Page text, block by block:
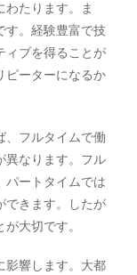
たります。ま
す。経験豊富で技
ィブを得ることが
ピーターになるか
、フルタイムで働
異なります。フル
パートタイムでは
できます。したが
大切です。
影響します。大都